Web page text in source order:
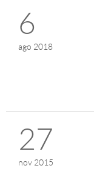
6
ago 2018
27
nov 2015